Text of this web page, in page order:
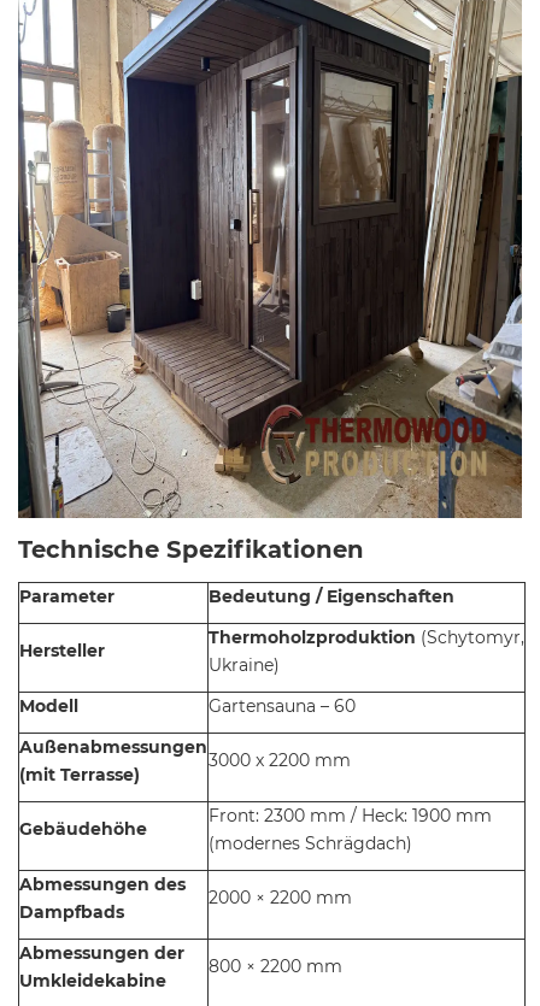
Technische Spezifikationen
Parameter Bedeutung / Eigenschaften
Hersteller
Thermoholzproduktion (Schytomyr,
Ukraine)
Modell
Gartensauna – 60
Außenabmessungen
(mit Terrasse)
3000 x 2200 mm
Gebäudehöhe
Front: 2300 mm / Heck: 1900 mm
(modernes Schrägdach)
Abmessungen des
Dampfbads
2000 × 2200 mm
Abmessungen der
Umkleidekabine
800 × 2200 mm